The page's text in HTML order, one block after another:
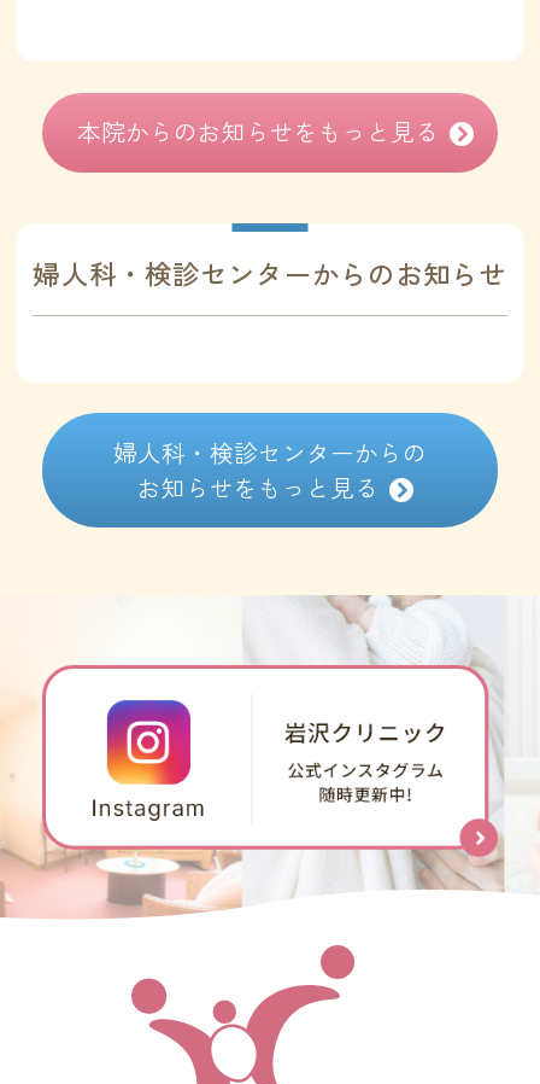
本院からのお知らせをもっと見る
婦人科・検診センターからのお知らせ
婦人科・検診センターからの
お知らせをもっと見る